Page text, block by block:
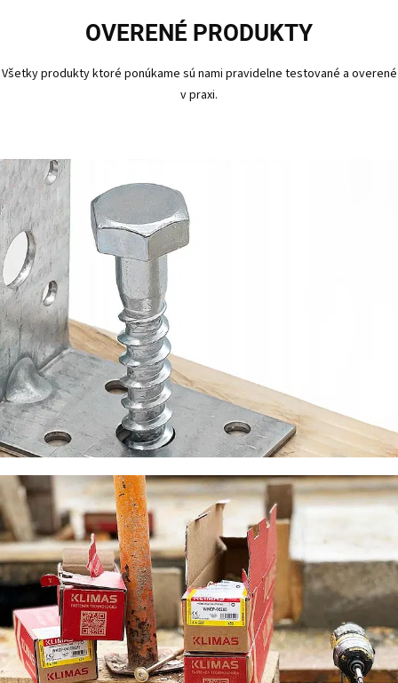
OVERENÉ PRODUKTY
Všetky produkty ktoré ponúkame sú nami pravidelne testované a overené
v praxi.